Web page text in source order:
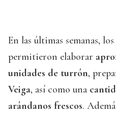
En las últimas semanas,
permitieron elaborar
unidades de turrón,
Veiga, así como una
arándanos frescos.